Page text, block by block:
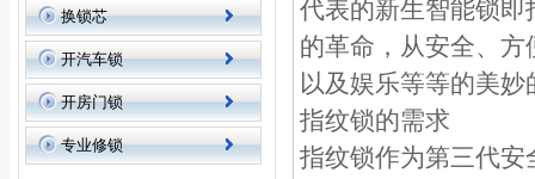
换锁芯
开汽车锁
开房门锁
专业修锁
代表的新生智能锁
的革命，从安全、
以及娱乐等等的美
指纹锁的需求
指纹锁作为第三代